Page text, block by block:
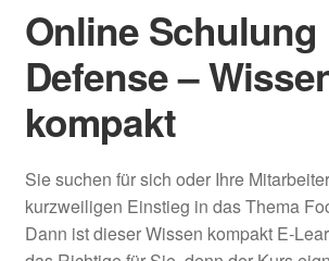
Schulungen
Online Schulung
Defense –
kompakt
Sie suchen für sich oder Ihre
kurzweiligen Einstieg in das Thema
Dann ist dieser Wissen kompakt E-